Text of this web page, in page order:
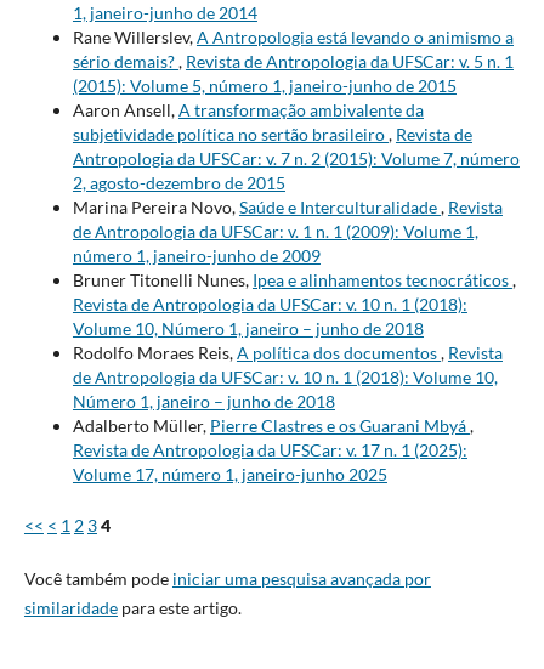
1, janeiro-junho de 2014
Rane Willerslev,A Antropologia está levando o animismo a
sério demais?, Revista de Antropologia da UFSCar: v. 5 n. 1
(2015): Volume 5, número 1, janeiro-junho de 2015
Aaron Ansell,A transformação ambivalente da
subjetividade política no sertão brasileiro, Revista de
Antropologia da UFSCar: v. 7 n. 2 (2015): Volume 7, número
2, agosto-dezembro de 2015
Marina Pereira Novo,Saúde e Interculturalidade, Revista
de Antropologia da UFSCar: v. 1 n. 1 (2009): Volume 1,
número 1, janeiro-junho de 2009
Bruner Titonelli Nunes, Ipea e alinhamentos tecnocráticos,
Revista de Antropologia da UFSCar: v. 10 n. 1 (2018):
Volume 10, Número 1, janeiro – junho de 2018
Rodolfo Moraes Reis,A política dos documentos, Revista
de Antropologia da UFSCar: v. 10 n. 1 (2018): Volume 10,
Número 1, janeiro – junho de 2018
Adalberto Müller, Pierre Clastres e os Guarani Mbyá,
Revista de Antropologia da UFSCar: v. 17 n. 1 (2025):
Volume 17, número 1, janeiro-junho 2025
<< < 1 2 34
Você também pode iniciar uma pesquisa avançada por
similaridadepara este artigo.